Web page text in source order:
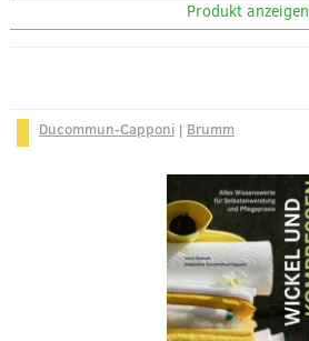
Produkt anzeigen
Ducommun-Capponi| Brumm